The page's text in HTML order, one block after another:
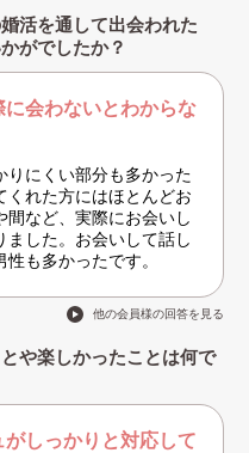
活を通して出会われた
がでしたか？
会わないとわからな
りにくい部分も多かった
くれた方にはほとんどお
など、実際にお会いし
ました。お会いして話し
も多かったです。
他の会員様の回答を見る
や楽しかったことは何で
しっかりと対応して